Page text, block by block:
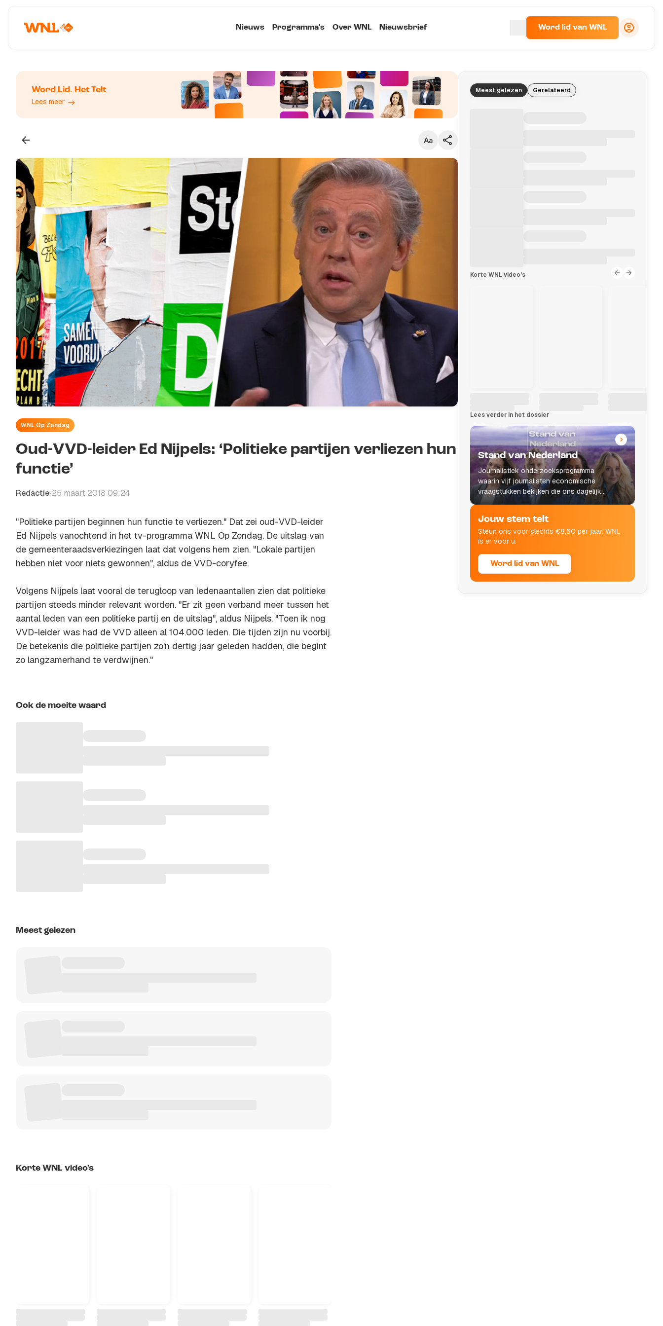
Nieuws Programma's Over WNL Nieuwsbrief Word lid van WNL
Word Lid. Het Telt
Lees meer
Klein
Standaard
Groot
Kopieer link
WNL Op Zondag
Oud-VVD-leider Ed Nijpels: ‘Politieke partijen verliezen hun
functie’
Redactie•25 maart 2018 09:24
"Politieke partijen beginnen hun functie te verliezen." Dat zei oud-VVD-leider
Ed Nijpels vanochtend in het tv-programma WNL Op Zondag. De uitslag van
de gemeenteraadsverkiezingen laat dat volgens hem zien. "Lokale partijen
hebben niet voor niets gewonnen", aldus de VVD-coryfee.
Volgens Nijpels laat vooral de terugloop van ledenaantallen zien dat politieke
partijen steeds minder relevant worden. "Er zit geen verband meer tussen het
aantal leden van een politieke partij en de uitslag", aldus Nijpels. "Toen ik nog
VVD-leider was had de VVD alleen al 104.000 leden. Die tijden zijn nu voorbij.
De betekenis die politieke partijen zo'n dertig jaar geleden hadden, die begint
zo langzamerhand te verdwijnen."
Ook de moeite waard
Meest gelezen
Korte WNL video's
Meest gelezen Gerelateerd
Korte WNL video's
Lees verder in het dossier
Stand van Nederland
Journalistiek onderzoeksprogramma
waarin vijf journalisten economische
vraagstukken bekijken die ons dagelijks
leven raken.
Jouw stem telt
Steun ons voor slechts €8,50 per jaar. WNL
is er voor u.
Word lid van WNL